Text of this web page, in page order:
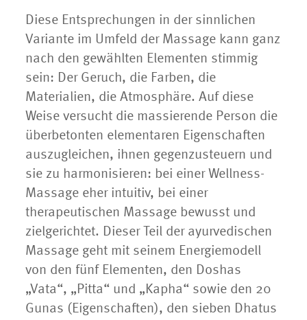
Diese Entsprechungen in der sinnlichen
Variante im Umfeld der Massage kann ganz
nach den gewählten Elementen stimmig
sein: Der Geruch, die Farben, die
Materialien, die Atmosphäre. Auf diese
Weise versucht die massierende Person die
überbetonten elementaren Eigenschaften
auszugleichen, ihnen gegenzusteuern und
sie zu harmonisieren: bei einer Wellness-
Massage eher intuitiv, bei einer
therapeutischen Massage bewusst und
zielgerichtet. Dieser Teil der ayurvedischen
Massage geht mit seinem Energiemodell
von den fünf Elementen, den Doshas
„Vata“, „Pitta“ und „Kapha“ sowie den 20
Gunas (Eigenschaften), den sieben Dhatus